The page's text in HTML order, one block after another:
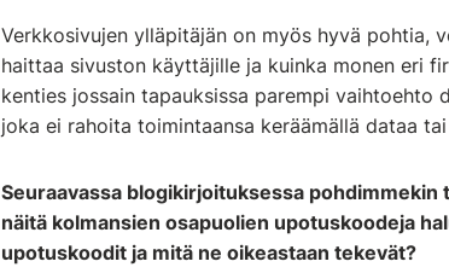
Verkkosivujen ylläpitäjän on myös hyvä pohtia,
haittaa sivuston käyttäjille ja kuinka monen eri
kenties jossain tapauksissa parempi vaihtoehto
joka ei rahoita toimintaansa keräämällä dataa
Seuraavassa blogikirjoituksessa
näitä kolmansien osapuolien upotuskoodeja
upotuskoodit ja mitä ne oikeastaan tekevät?